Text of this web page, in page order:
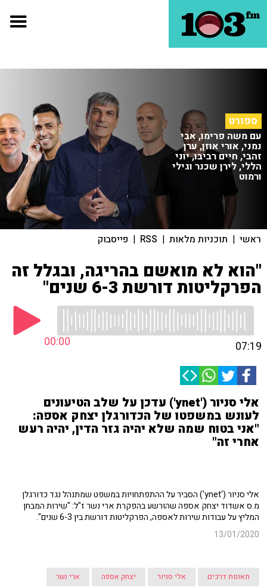
ספורט
עם משה פרימו, אבי
נמני, אורי אוזן, ערן
זהבי, חיים רביבו, יוני
הללי, לירן שכנר וגילי
ורמוט
ראשי | תוכניות מלאות |
RSS
| פייסבוק
"הוא לא מואשם בהריגה, ובגלל זה
הפרקליטות דורשת 6-3 שנים"
00:00 07:19
אלי סניור ('ynet') עדכן על שלב הטיעונים
לעונש במשפטו של הכדורגלן יצחק אספה:
"אני בטוח שמה שלא יהיה גזר הדין, יהיה רעש
אחרי זה"
אלי סניור ('ynet') הסביר על ההתפתחויות במשפט שמתנהל נגד כדורגלן
מ.ס אשדוד יצחק אספה שהורשע בהפקרת ארי נשר ז"ל: "שירות המבחן
המליץ על עבודות שירות לאספה, הפרקליטות דורשת בין 6-3 שנים".
13/01/2020
תאונות דרכים אלי סניור יצחק אספה ארי נשר